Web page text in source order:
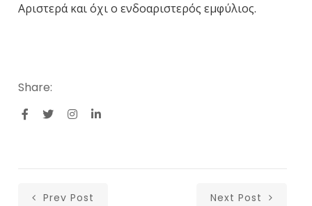
Αριστερά και όχι ο ενδοαριστερός εμφύλιος.
Share:
Prev Post Next Post